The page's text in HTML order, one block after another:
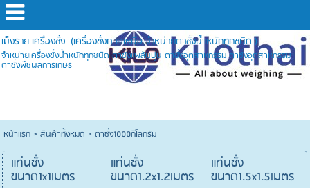
เม็งราย เครื่องชั่ง (เครื่องชั่งภาคเหนือ จำหน่ายตาชั่งน้ำหนักทุกชนิด )
จำหน่ายเครื่องชั่งน้ำหนักทุกชนิด ตาชั่งแพล้นปูน ตาชั่งอุตสาหกรรม ตาชั่งอุตสาหกรรม
ตาชั่งพืชผลการเกษร
หน้าแรก> สินค้าทั้งหมด > ตาชั่ง1000กิโลกรัม
แท่นชั่ง
ขนาด1x1เมตร
แท่นชั่ง
ขนาด1.2x1.2เมตร
แท่นชั่ง
ขนาด1.5x1.5เมตร